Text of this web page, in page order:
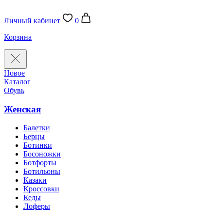
Личный кабинет
0
Корзина
Новое
Каталог
Обувь
Женская
Балетки
Берцы
Ботинки
Босоножки
Ботфорты
Ботильоны
Казаки
Кроссовки
Кеды
Лоферы